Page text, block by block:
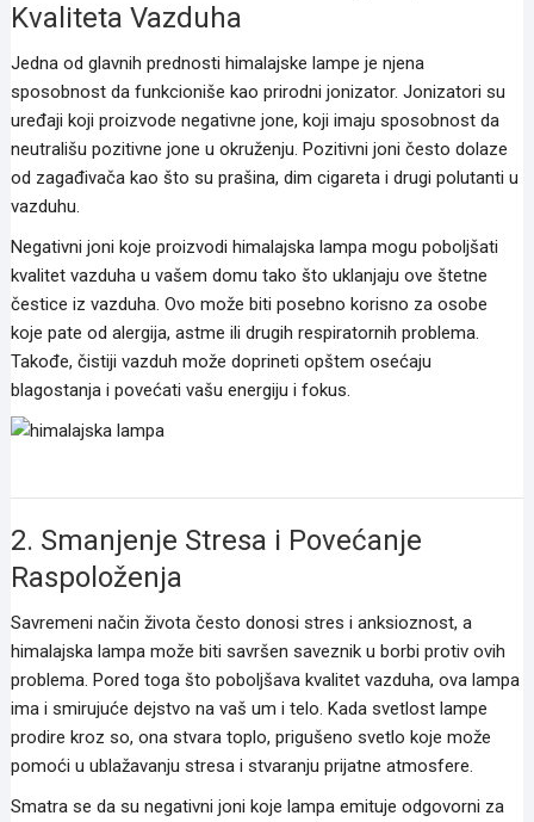
Kvaliteta Vazduha
Jedna od glavnih prednosti himalajske lampe je njena
sposobnost da funkcioniše kao prirodni jonizator. Jonizatori su
uređaji koji proizvode negativne jone, koji imaju sposobnost da
neutrališu pozitivne jone u okruženju. Pozitivni joni često dolaze
od zagađivača kao što su prašina, dim cigareta i drugi polutanti u
vazduhu.
Negativni joni koje proizvodi himalajska lampa mogu poboljšati
kvalitet vazduha u vašem domu tako što uklanjaju ove štetne
čestice iz vazduha. Ovo može biti posebno korisno za osobe
koje pate od alergija, astme ili drugih respiratornih problema.
Takođe, čistiji vazduh može doprineti opštem osećaju
blagostanja i povećati vašu energiju i fokus.
2. Smanjenje Stresa i Povećanje
Raspoloženja
Savremeni način života često donosi stres i anksioznost, a
himalajska lampa može biti savršen saveznik u borbi protiv ovih
problema. Pored toga što poboljšava kvalitet vazduha, ova lampa
ima i smirujuće dejstvo na vaš um i telo. Kada svetlost lampe
prodire kroz so, ona stvara toplo, prigušeno svetlo koje može
pomoći u ublažavanju stresa i stvaranju prijatne atmosfere.
Smatra se da su negativni joni koje lampa emituje odgovorni za